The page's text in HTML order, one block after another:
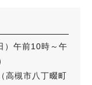
）午前10時～午
高槻市八丁畷町